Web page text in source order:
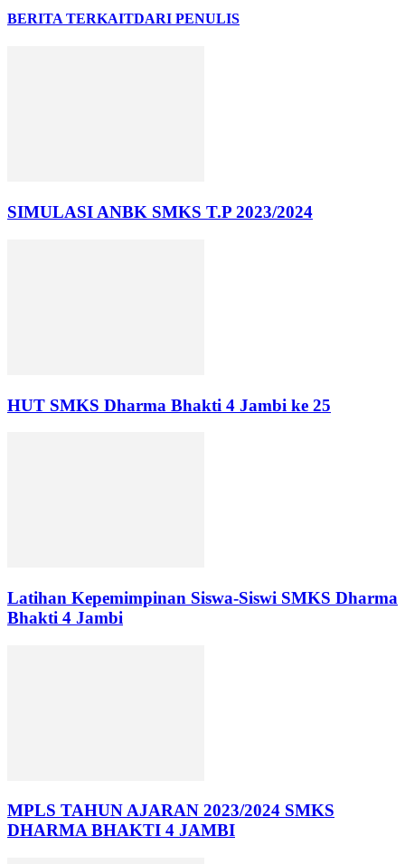
BERITA TERKAITDARI PENULIS
SIMULASI ANBK SMKS T.P 2023/2024
HUT SMKS Dharma Bhakti 4 Jambi ke 25
Latihan Kepemimpinan Siswa-Siswi SMKS Dharma
Bhakti 4 Jambi
MPLS TAHUN AJARAN 2023/2024 SMKS
DHARMA BHAKTI 4 JAMBI